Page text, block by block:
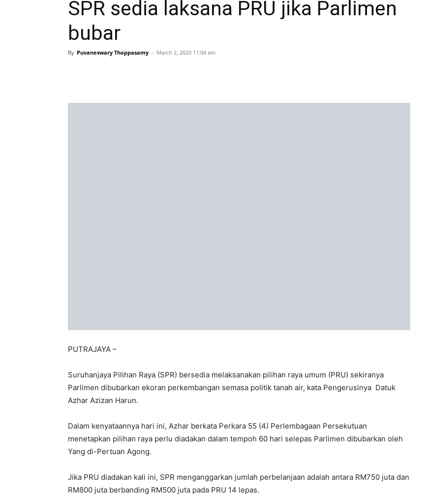
SPR sedia laksana PRU jika Parlimen
bubar
By Puvaneswary Thoppasamy - March 2, 2020 11:04 am
PUTRAJAYA –
Suruhanjaya Pilihan Raya (SPR) bersedia melaksanakan pilihan raya umum (PRU) sekiranya
Parlimen dibubarkan ekoran perkembangan semasa politik tanah air, kata Pengerusinya Datuk
Azhar Azizan Harun.
Dalam kenyataannya hari ini, Azhar berkata Perkara 55 (4) Perlembagaan Persekutuan
menetapkan pilihan raya perlu diadakan dalam tempoh 60 hari selepas Parlimen dibubarkan oleh
Yang di-Pertuan Agong.
Jika PRU diadakan kali ini, SPR menganggarkan jumlah perbelanjaan adalah antara RM750 juta dan
RM800 juta berbanding RM500 juta pada PRU 14 lepas.